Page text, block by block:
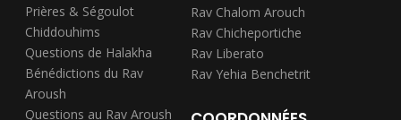
Prières & Ségoulot
Chiddouhims
Questions de Halakha
Bénédictions du Rav
Aroush
Questions au Rav Aroush
Rav Chalom Arouch
Rav Chicheportiche
Rav Liberato
Rav Yehia Benchetrit